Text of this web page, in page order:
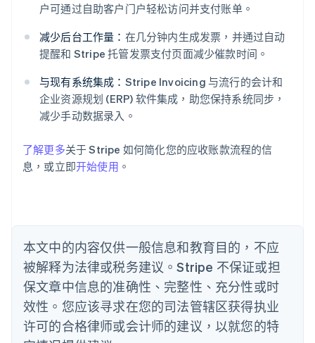
户可通过自助客户门户轻松访问并支付账单。
减少后台工作量： 在几分钟内生成发票，并通过自动
提醒和 Stripe 托管发票支付页面减少催款时间。
与现有系统集成： Stripe Invoicing 与流行的会计和
企业资源规划 (ERP) 软件集成，助您保持系统同步，
减少手动数据录入。
了解更多关于 Stripe 如何简化您的应收账款流程的信
息，或立即开始使用 。
本文中的内容仅供一般信息和教育目的，不应
被解释为法律或税务建议。Stripe 不保证或担
保文章中信息的准确性、完整性、充分性或时
效性。您应该寻求在您的司法管辖区获得执业
许可的合格律师或会计师的建议，以就您的特
阿联酋
爱尔兰
English
English
奥地利
DeutschEnglish
澳大利亚
巴西
PortuguêsEnglish
English
丹麦
English
德国
DeutschEnglish
法国
FrançaisEnglish